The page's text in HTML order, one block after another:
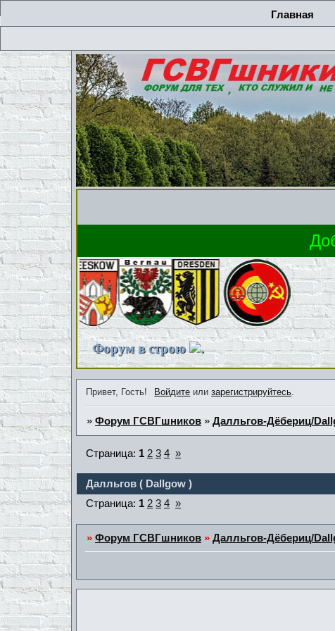
Главная
Форум в строю .
Привет, Гость! Войдите илизарегистрируйтесь.
»Форум ГСВГшников »Далльгов-Дёбериц/
Далльгов ( Dallgow )
Страница: 1 2 3 4 »
Страница: 1 2 3 4 »
»Форум ГСВГшников »Далльгов-Дёбериц/